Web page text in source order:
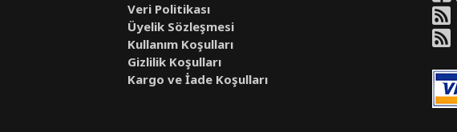
Veri Politikası
Üyelik Sözleşmesi
Kullanım Koşulları
Gizlilik Koşulları
Kargo ve İade Koşulları